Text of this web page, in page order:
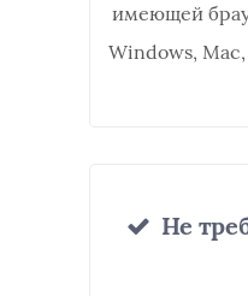
имеющей
Windows,
Не